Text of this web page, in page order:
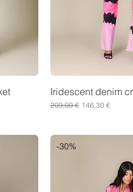
Iridescent denim
Prezzo regolare
209,00 € Prezzo scontato
146,30 €
-30%